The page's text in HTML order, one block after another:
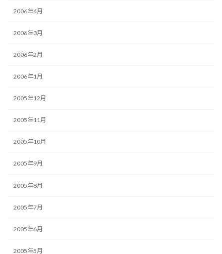
2006年4月
2006年3月
2006年2月
2006年1月
2005年12月
2005年11月
2005年10月
2005年9月
2005年8月
2005年7月
2005年6月
2005年5月